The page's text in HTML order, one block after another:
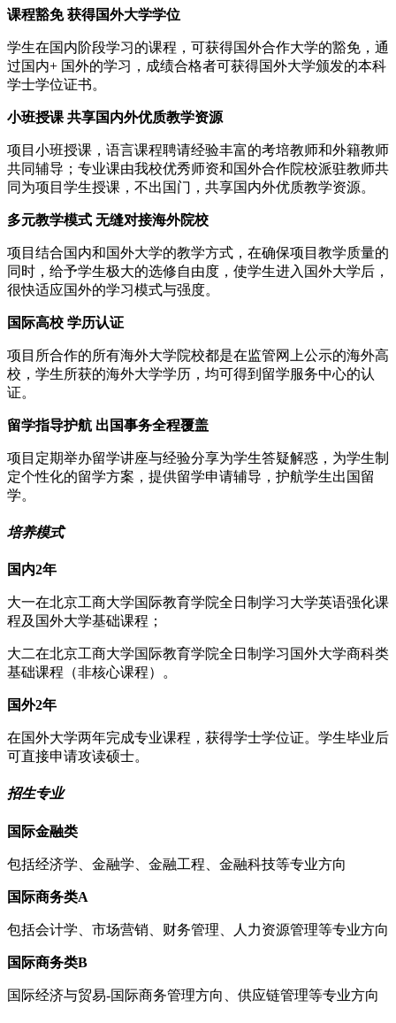
课程豁免 获得国外大学学位
学生在国内阶段学习的课程，可获得国外合作大学的豁免，通
过国内+ 国外的学习，成绩合格者可获得国外大学颁发的本科
学士学位证书。
小班授课 共享国内外优质教学资源
项目小班授课，语言课程聘请经验丰富的考培教师和外籍教师
共同辅导；专业课由我校优秀师资和国外合作院校派驻教师共
同为项目学生授课，不出国门，共享国内外优质教学资源。
多元教学模式 无缝对接海外院校
项目结合国内和国外大学的教学方式，在确保项目教学质量的
同时，给予学生极大的选修自由度，使学生进入国外大学后，
很快适应国外的学习模式与强度。
国际高校 学历认证
项目所合作的所有海外大学院校都是在监管网上公示的海外高
校，学生所获的海外大学学历，均可得到留学服务中心的认
证。
留学指导护航 出国事务全程覆盖
项目定期举办留学讲座与经验分享为学生答疑解惑，为学生制
定个性化的留学方案，提供留学申请辅导，护航学生出国留
学。
培养模式
国内2年
大一在北京工商大学国际教育学院全日制学习大学英语强化课
程及国外大学基础课程；
大二在北京工商大学国际教育学院全日制学习国外大学商科类
基础课程（非核心课程）。
国外2年
在国外大学两年完成专业课程，获得学士学位证。学生毕业后
可直接申请攻读硕士。
招生专业
国际金融类
包括经济学、金融学、金融工程、金融科技等专业方向
国际商务类A
包括会计学、市场营销、财务管理、人力资源管理等专业方向
国际商务类B
国际经济与贸易-国际商务管理方向、供应链管理等专业方向